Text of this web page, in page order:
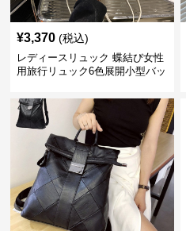
¥3,370 (税込)
レディースリュック 蝶結び女性
用旅行リュック6色展開小型バッ